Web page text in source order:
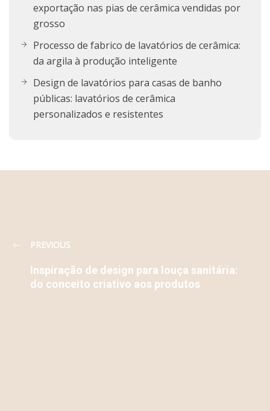
exportação nas pias de cerâmica vendidas por
grosso
Processo de fabrico de lavatórios de cerâmica:
da argila à produção inteligente
Design de lavatórios para casas de banho
públicas: lavatórios de cerâmica
personalizados e resistentes
PREVIOUS
Inspiração de design para louça sanitária:
do conceito criativo aos produtos